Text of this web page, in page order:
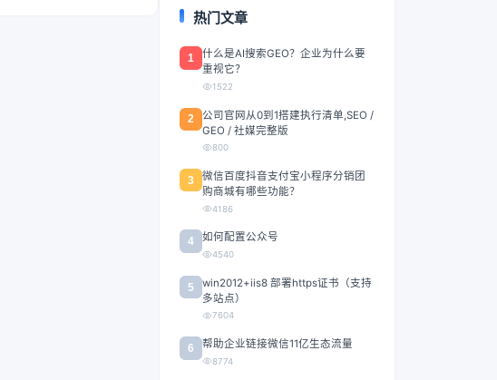
热门文章
1
什么是AI搜索GEO？企业为什么要
重视它？
1522
2
公司官网从0到1搭建执行清单,SEO /
GEO / 社媒完整版
800
3
微信百度抖音支付宝小程序分销团
购商城有哪些功能？
4186
4 如何配置公众号
4540
5
win2012+iis8 部署https证书（支持
多站点）
7604
6 帮助企业链接微信11亿生态流量
8774